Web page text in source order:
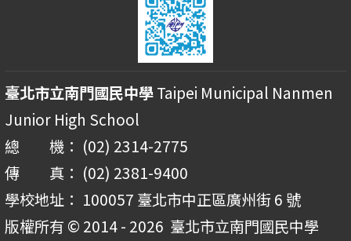
臺北市立南門國民中學Taipei Municipal Nanmen
Junior High School
總 機： (02) 2314-2775
傳 真： (02) 2381-9400
學校地址： 100057 臺北市中正區廣州街 6 號
版權所有 © 2014 - 2026 臺北市立南門國民中學